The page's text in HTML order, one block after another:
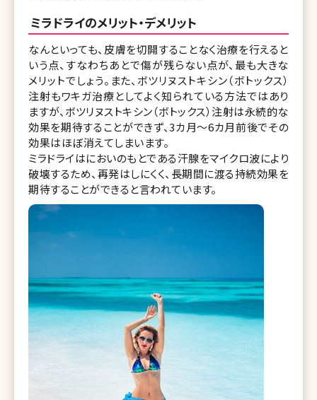
ミラドライのメリット・デメリット
なんといっても、皮膚を切開することなく治療を行えると
いう点、すなわちあとで傷が残らない点が、最も大きな
メリットでしょう。また、ボツリヌストキシン（ボトックス）
注射もワキガ治療としてよく知られている方法ではあり
ますが、ボツリヌストキシン（ボトックス）注射は永続的な
効果を期待することができず、3カ月～6カ月前後でその
効果はほぼ消えてしまいます。
ミラドライはにおいのもとである汗腺をマイクロ波により
破壊するため、再発はしにくく、長期間に渡る持続効果を
期待することができると言われています。